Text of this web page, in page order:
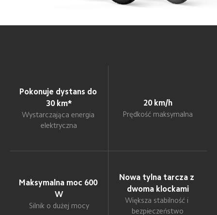
Pokonuje dystans do
30 km*
Wystarczająca energia
elektryczna
20 km/h
Prędkość maksymalna
Maksymalna moc 600
W
Silnik o dużej mocy
Nowa tylna tarcza z
dwoma klockami
Większa stabilność i
bezpieczeństwo